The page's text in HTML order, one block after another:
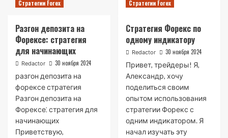
Стратегии
форексу
на
дневных
стратегиях
Читать далее
Скальпинг
как
стратегия
Форекс
Стратегии Forex
Разгон депозита на
Форексе: стратегия
для начинающих
Redactor 30 ноября 2024
разгон депозита на
форексе стратегия
Разгон депозита на
Форексе⁚ стратегия для
начинающих
Приветствую,
Стратегии Forex
Стратегия Форекс по
одному индикатору
Redactor 30 ноября 2024
Привет, трейдеры! Я,
Александр, хочу
поделиться своим
опытом использования
стратегии Форекс с
одним индикатором. Я
начал изучать эту